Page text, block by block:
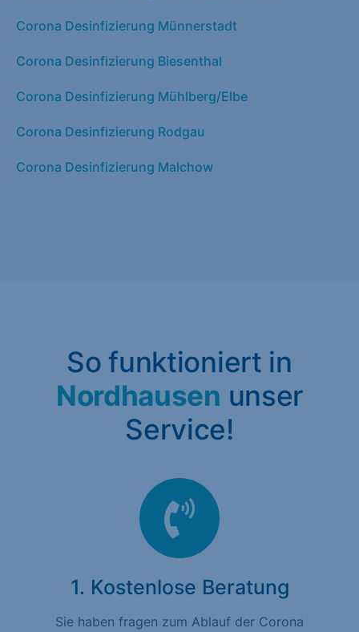
Corona Desinfizierung Münnerstadt
Corona Desinfizierung Biesenthal
Corona Desinfizierung Mühlberg/Elbe
Corona Desinfizierung Rodgau
Corona Desinfizierung Malchow
So funktioniert in
Nordhausen unser
Service!
1. Kostenlose Beratung
Sie haben fragen zum Ablauf der Corona